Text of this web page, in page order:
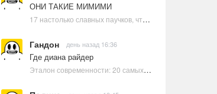
ОНИ ТАКИЕ МИМИМИ
17 настолько славных паучков, что даже у арахнофобов появится желание их погладить
Гандон день назад 16:36
Где диана райдер
Эталон современности: 20 самых красивых и привлекательных актрис Голливуда, по мнению Google | Ультрамарин